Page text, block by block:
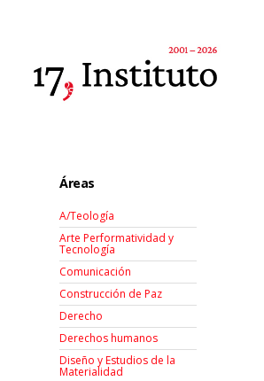
Áreas
A/Teología
Arte Performatividad y
Tecnología
Comunicación
Construcción de Paz
Derecho
Derechos humanos
Diseño y Estudios de la
Materialidad